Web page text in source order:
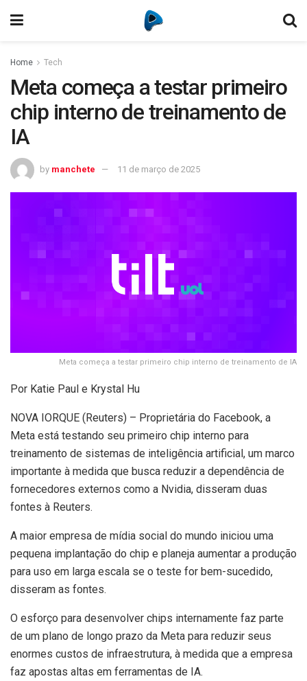
Home Tech
Meta começa a testar primeiro
chip interno de treinamento de
IA
by manchete 11 de março de 2025
Meta começa a testar primeiro chip interno de treinamento de IA
Por Katie Paul e Krystal Hu
NOVA IORQUE (Reuters) – Proprietária do Facebook, a
Meta está testando seu primeiro chip interno para
treinamento de sistemas de inteligência artificial, um marco
importante à medida que busca reduzir a dependência de
fornecedores externos como a Nvidia, disseram duas
fontes à Reuters.
A maior empresa de mídia social do mundo iniciou uma
pequena implantação do chip e planeja aumentar a produção
para uso em larga escala se o teste for bem-sucedido,
disseram as fontes.
O esforço para desenvolver chips internamente faz parte
de um plano de longo prazo da Meta para reduzir seus
enormes custos de infraestrutura, à medida que a empresa
faz apostas altas em ferramentas de IA.